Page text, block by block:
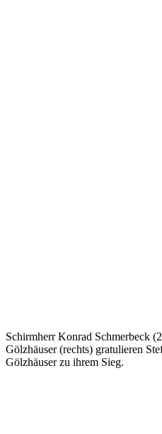
Schirmherr Konrad Schmerbeck
Gölzhäuser (rechts) gratulieren
Gölzhäuser zu ihrem Sieg.